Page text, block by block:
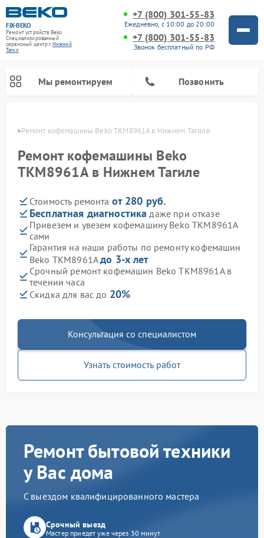
FIX-BEKO
Ремонт устройств Beko
Специализированный
cервисный центр г.Нижний
Тагил
+7 (800) 301-55-83
Ежедневно, с 10:00 до 20:00
+7 (800) 301-55-83
Звонок бесплатный по РФ
Мы ремонтируем Позвонить
Ремонт кофемашины Beko TKM8961A в Нижнем Тагиле
Ремонт кофемашины Beko
TKM8961A в Нижнем Тагиле
Стоимость ремонта от 280 руб.
Бесплатная диагностика даже при отказе
Привезем и увезем кофемашину Beko TKM8961A
сами
Гарантия на наши работы по ремонту кофемашин
Beko TKM8961Aдо 3-х лет
Срочный ремонт кофемашин Beko TKM8961A в
течении часа
Скидка для вас до 20%
Консультация со специалистом
Узнать стоимость работ
Ремонт бытовой техники
у Вас дома
С выездом квалифицированного мастера
Срочный выезд
Мастер приедет уже через 30 минут